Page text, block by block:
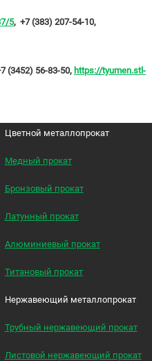
5, +7 (383) 207-54-10,
(3452) 56-83-50, https://tyumen.stl-
Цветной металлопрокат
Медный прокат
Бронзовый прокат
Латунный прокат
Алюминиевый прокат
Титановый прокат
Нержавеющий металлопрокат
Трубный нержавеющий прокат
Листовой нержавеющий прокат